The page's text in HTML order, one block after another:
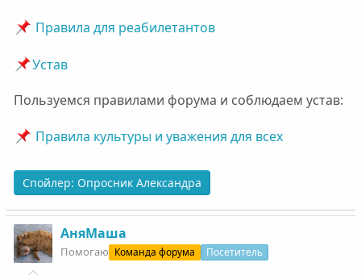
Правила для реабилетантов
Устав
Пользуемся правилами форума и соблюдаем устав:
Правила культуры и уважения для всех
Спойлер: Опросник Александра
АняМаша
Помогаю Команда форума Посетитель